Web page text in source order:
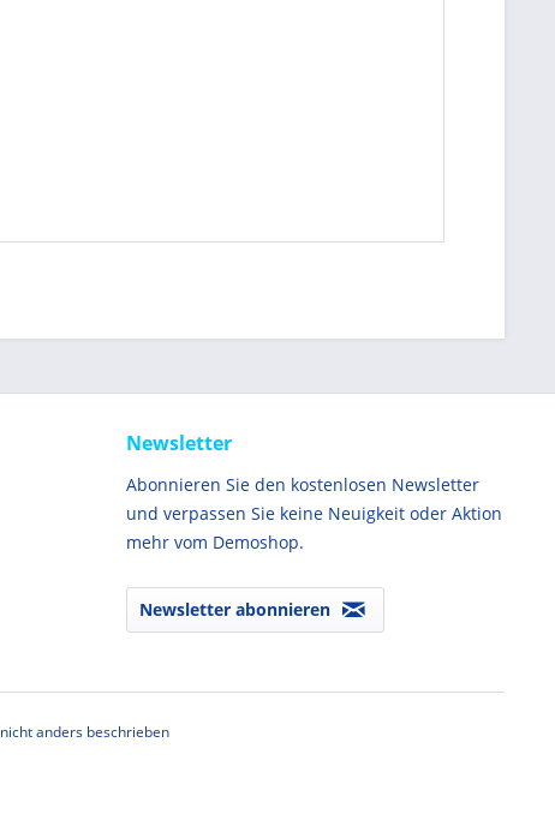
Newsletter
Abonnieren Sie den kostenlosen Newsletter
und verpassen Sie keine Neuigkeit oder Aktion
mehr vom Demoshop.
Newsletter abonnieren
anders beschrieben